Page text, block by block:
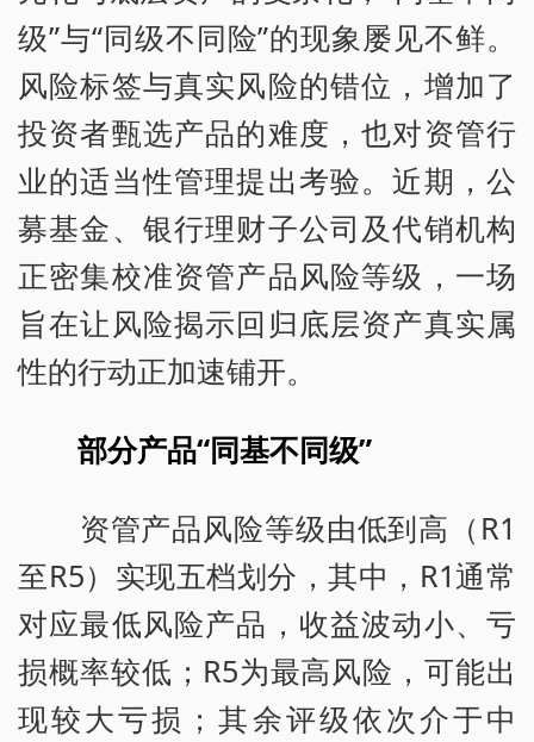
级”与“同级不同险”的现象屡见不鲜。
风险标签与真实风险的错位，增加了
投资者甄选产品的难度，也对资管行
业的适当性管理提出考验。近期，公
募基金、银行理财子公司及代销机构
正密集校准资管产品风险等级，一场
旨在让风险揭示回归底层资产真实属
性的行动正加速铺开。
部分产品“同基不同级”
资管产品风险等级由低到高（R1
至R5）实现五档划分，其中，R1通常
对应最低风险产品，收益波动小、亏
损概率较低；R5为最高风险，可能出
现较大亏损；其余评级依次介于中